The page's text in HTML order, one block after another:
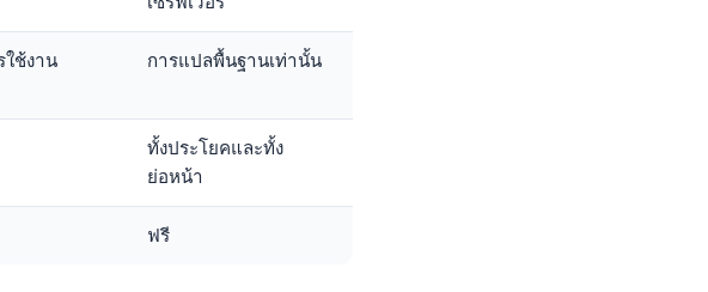
ใช้งาน
การแปลพื้นฐานเท่านั้น
ทั้งประโยคและทั้ง
ย่อหน้า
ฟรี